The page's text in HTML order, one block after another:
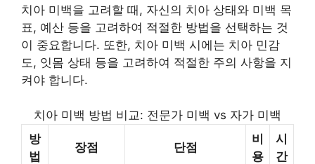
치아 미백을 고려할 때, 자신의 치아 상태와 미백 목
표, 예산 등을 고려하여 적절한 방법을 선택하는 것
이 중요합니다. 또한, 치아 미백 시에는 치아 민감
도, 잇몸 상태 등을 고려하여 적절한 주의 사항을 지
켜야 합니다.
치아 미백 방법 비교: 전문가 미백 vs 자가 미백
방
법
장점 단점
비
용
시
간